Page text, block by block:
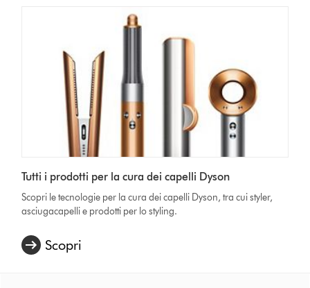
Tutti i prodotti per la cura dei capelli Dyson
Scopri le tecnologie per la cura dei capelli Dyson, tra cui styler,
asciugacapelli e prodotti per lo styling.
Scopri